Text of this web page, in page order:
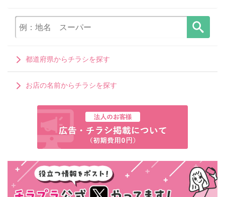
都道府県からチラシを探す
お店の名前からチラシを探す